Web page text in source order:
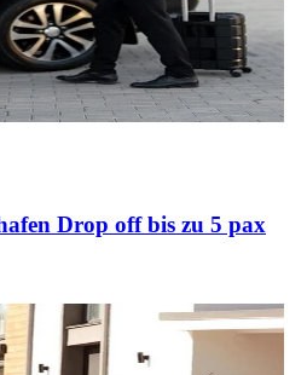
Drop off bis zu 5 pax